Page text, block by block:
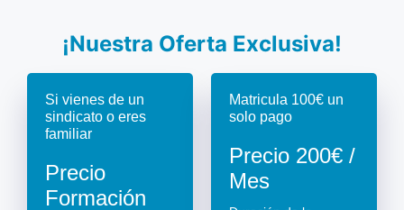
¡Nuestra Oferta Exclusiva!
Si vienes de un
sindicato o eres
familiar
Precio
Formación
Matricula 100€ un
solo pago
Precio 200€ /
Mes